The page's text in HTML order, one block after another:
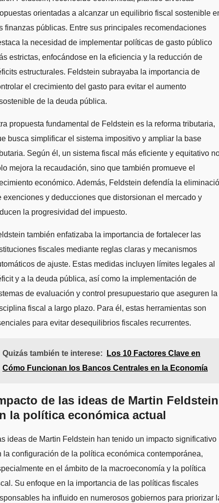
orientadas a alcanzar un equilibrio fiscal sostenible
finanzas públicas. Entre sus principales recomendaciones
la necesidad de implementar políticas de gasto público
estrictas, enfocándose en la eficiencia y la reducción de
estructurales. Feldstein subrayaba la importancia de
el crecimiento del gasto para evitar el aumento
de la deuda pública.
propuesta fundamental de Feldstein es la reforma tributaria,
busca simplificar el sistema impositivo y ampliar la base
Según él, un sistema fiscal más eficiente y equitativo
mejora la recaudación, sino que también promueve el
económico. Además, Feldstein defendía la
exenciones y deducciones que distorsionan el mercado y
la progresividad del impuesto.
también enfatizaba la importancia de fortalecer las
fiscales mediante reglas claras y mecanismos
de ajuste. Estas medidas incluyen límites legales al
y a la deuda pública, así como la implementación de
de evaluación y control presupuestario que aseguren la
fiscal a largo plazo. Para él, estas herramientas son
para evitar desequilibrios fiscales recurrentes.
Quizás también te interese:
Los 10 Factores Clave en
Cómo Funcionan los Bancos Centrales en la Economía
de las ideas de Martin Feldstein
la política económica actual
ideas de Martin Feldstein han tenido un impacto significativo
la configuración de la política económica contemporánea,
en el ámbito de la macroeconomía y la política
Su enfoque en la importancia de las políticas fiscales
ha influido en numerosos gobiernos para priorizar